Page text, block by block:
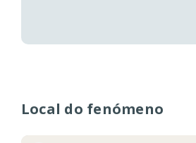
Local do fenómeno